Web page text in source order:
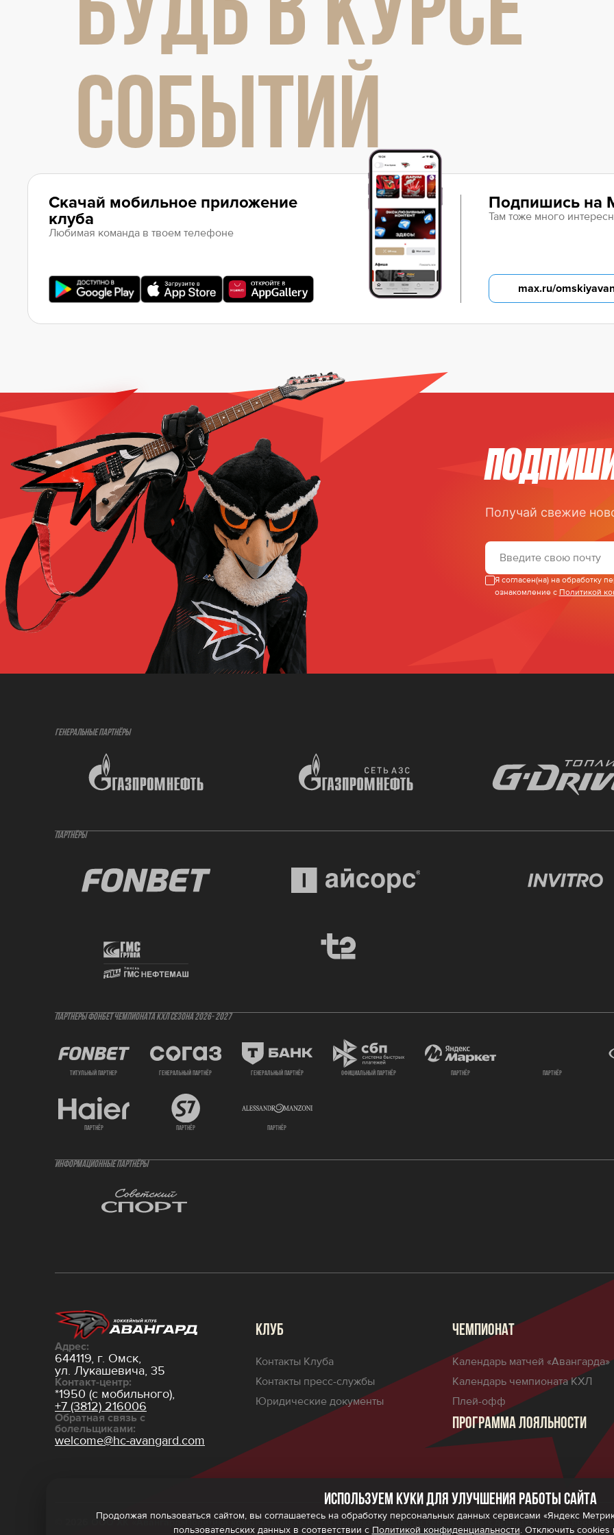
Локомотив
ЦСКА
Шанхайские Драконы
Амур
Барыс
Сибирь
СОБЫТИЙ
Скачай мобильное приложение
клуба
Любимая команда в твоем телефоне
Подпишись на
Там тоже много
max.ru/
Получай свежие
Я согласен(на) на обработку
ознакомление с Политикой
ГЕНЕРАЛЬНЫЕ ПАРТНЁРЫ
ПАРТНЁРЫ
ПАРТНЕРЫ ФОНБЕТ ЧЕМПИОНАТА КХЛ СЕЗОНА 2026- 2027
титульный партнер генеральный партнёр генеральный партнёр официальный партнёр партнёр партнёр
партнёр партнёр партнёр
ИНФОРМАЦИОННЫЕ ПАРТНЁРЫ
Адрес:
644119, г. Омск,
ул. Лукашевича, 35
Контакт-центр:
*1950 (с мобильного),
+7 (3812) 216006
Обратная связь с
болельщиками:
welcome@hc-avangard.com
КЛУБ
Контакты Клуба
Контакты пресс-службы
Юридические документы
ЧЕМПИОНАТ
Календарь матчей «Авангарда»
Календарь чемпионата КХЛ
Плей-офф
ПРОГРАММА ЛОЯЛЬНОСТИ
© 2026 ООО ХК «Авангард»Политика конфиденциальностиПолитика обработки персональных данныхПравила
Используем куки для улучшения работы сайта
Продолжая пользоваться сайтом, вы соглашаетесь на обработку персональных данных сервисами «Яндекс
пользовательских данных в соответствии с Политикой конфиденциальности. Отключить cookies